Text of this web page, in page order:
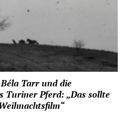
Tarr und die
Turiner Pferd: „Das sollte